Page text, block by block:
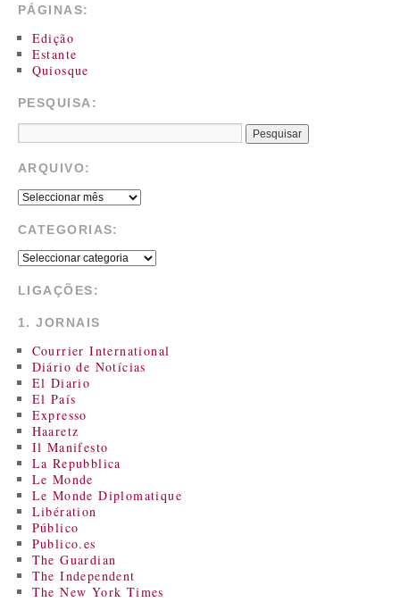
PÁGINAS:
Edição
Estante
Quiosque
PESQUISA:
ARQUIVO:
CATEGORIAS:
LIGAÇÕES:
1. JORNAIS
Courrier International
Diário de Notícias
El Diario
El País
Expresso
Haaretz
Il Manifesto
La Repubblica
Le Monde
Le Monde Diplomatique
Libération
Público
Publico.es
The Guardian
The Independent
The New York Times